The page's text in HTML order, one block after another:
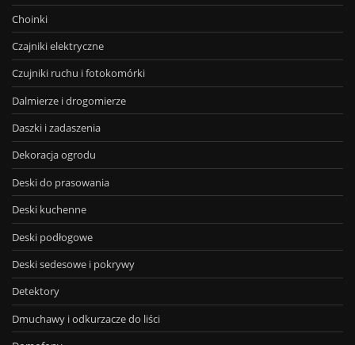
Choinki
Czajniki elektryczne
Czujniki ruchu i fotokomórki
Dalmierze i drogomierze
Daszki i zadaszenia
Dekoracja ogrodu
Deski do prasowania
Deski kuchenne
Deski podłogowe
Deski sedesowe i pokrywy
Detektory
Dmuchawy i odkurzacze do liści